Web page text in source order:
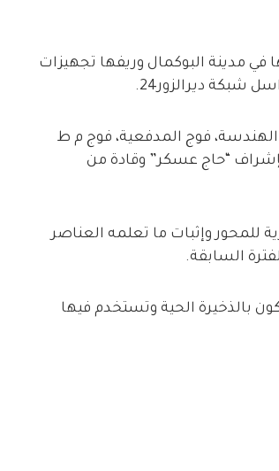
في مدينة البوكمال وريفها تجهيزات
شبكة ديرالزور24.
الميليشيات التي بدأت بتجهيزاتها (الفوج47، فوج الهندسة، فوج المدفعية، فوج م ط
“حاج عسكر” وقادة من
للمحور وإثبات ما تعلمه العناصر
السابقة.
بالذخيرة الحية وتستخدم فيها